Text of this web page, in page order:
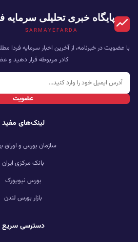
پایگاه خبری تحلیلی سرمایه
SARMAYEFARDA
با عضویت در خبرنامه، از آخرین اخبار سرمایه فردا
کادر مربوطه قرار دهید و
عضویت
لینک‌های مفید
سازمان بورس و اوراق
بانک مرکزی ایران
بورس نیویورک
بازار بورس لندن
دسترسی سریع